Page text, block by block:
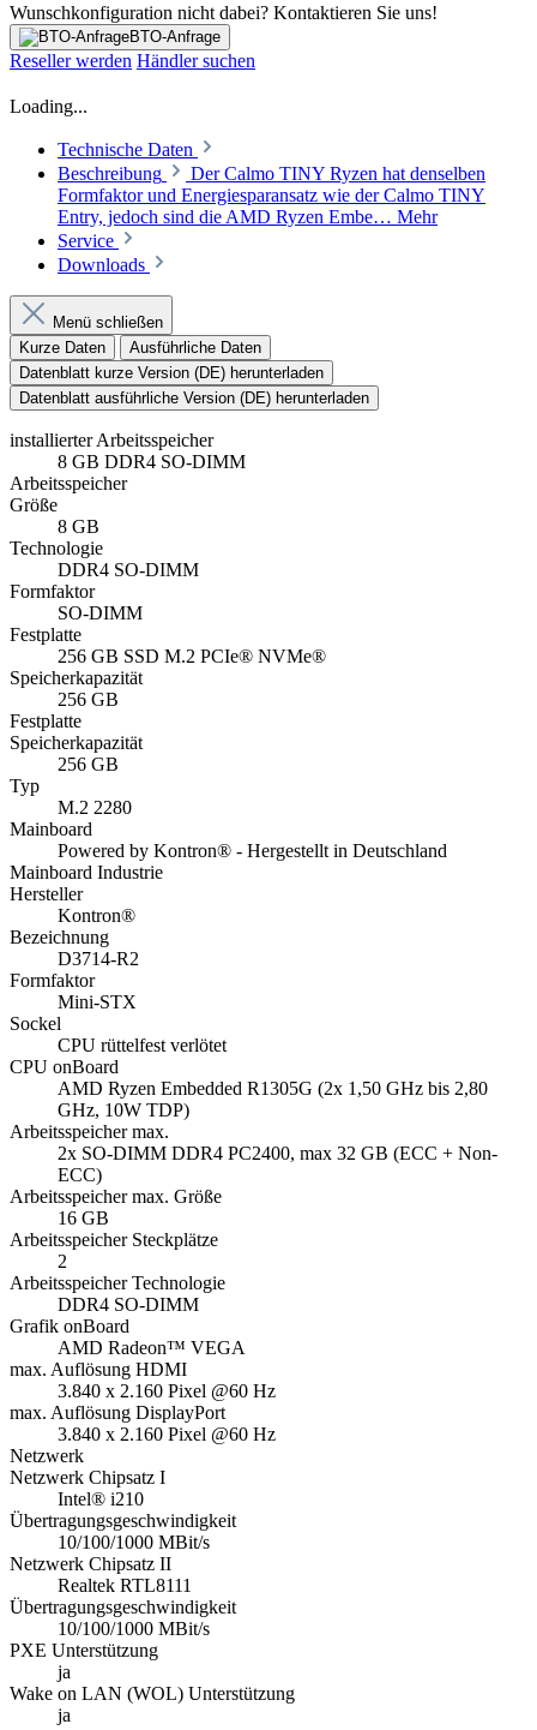
Menü schließen
Kurze Daten
Ausführliche Daten
Datenblatt kurze Version (DE) herunterladen
Datenblatt ausführliche Version (DE) herunterladen
installierter Arbeitsspeicher
8 GB DDR4 SO-DIMM
Arbeitsspeicher
8 GB
Technologie
DDR4 SO-DIMM
Formfaktor
SO-DIMM
Festplatte
256 GB SSD M.2 PCIe® NVMe®
Speicherkapazität
256 GB
Speicherkapazität
256 GB
Typ
Mainboard
Powered by Kontron® - Hergestellt in Deutschland
Mainboard Industrie
Hersteller
Kontron®
Bezeichnung
D3714-R2
Formfaktor
Mini-STX
Sockel
CPU rüttelfest verlötet
CPU onBoard
GHz, 10W TDP)
Arbeitsspeicher max.
2x SO-DIMM DDR4 PC2400, max 32 GB (ECC + Non-
ECC)
Arbeitsspeicher max. Größe
16 GB
Arbeitsspeicher Steckplätze
2
Arbeitsspeicher Technologie
DDR4 SO-DIMM
Grafik onBoard
AMD Radeon™ VEGA
max. Auflösung HDMI
3.840 x 2.160 Pixel @60 Hz
max. Auflösung DisplayPort
3.840 x 2.160 Pixel @60 Hz
Netzwerk
Netzwerk Chipsatz I
Intel® i210
Übertragungsgeschwindigkeit
10/100/1000 MBit/s
Netzwerk Chipsatz II
Realtek RTL8111
Übertragungsgeschwindigkeit
10/100/1000 MBit/s
PXE Unterstützung
ja
Wake on LAN (WOL) Unterstützung
ja
Auto-Power-On Funktion
ja
Audio
Realtek ALC 256 High Definition Audio
Audio
Audio Chipsatz
Realtek ALC 256
Soundmodus
5.1-Kanal High Definition
Schnittstellen vorn
1x USB 3.1 Typ C, 1x USB 3.1, Audio
Schnittstellen vorn
USB 3.1
2